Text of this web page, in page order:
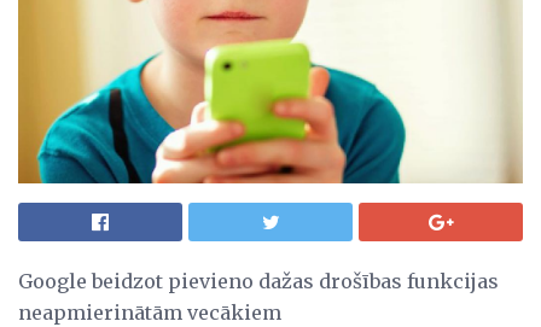
Google beidzot pievieno dažas drošības funkcijas
neapmierinātām vecākiem